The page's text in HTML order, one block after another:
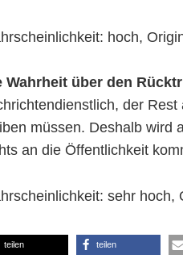
hoch,
Wahrheit über den
der
müssen. Deshalb wird
an die Öffentlichkeit
sehr hoch,
teilen teilen